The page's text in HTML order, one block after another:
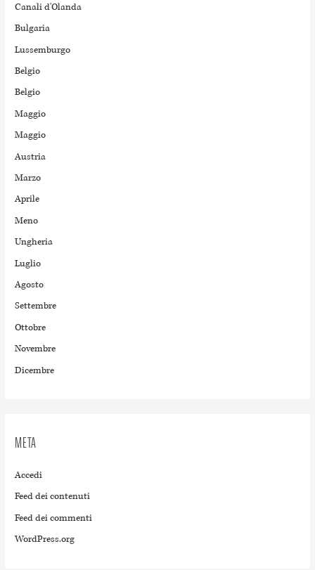
Canali d'Olanda
Bulgaria
Lussemburgo
Belgio
Belgio
Maggio
Maggio
Austria
Marzo
Aprile
Meno
Ungheria
Luglio
Agosto
Settembre
Ottobre
Novembre
Dicembre
META
Accedi
Feed dei contenuti
Feed dei commenti
WordPress.org